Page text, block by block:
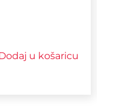
u košaricu